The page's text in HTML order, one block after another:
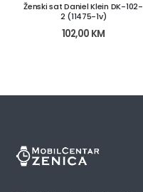
Ženski sat Daniel Klein DK-102-
2 (11475-1v)
102,00 KM